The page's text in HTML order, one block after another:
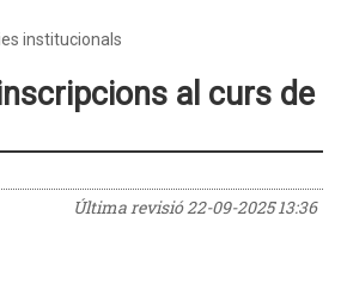
institucionals
al curs de
Última revisió22-09-2025 13:36